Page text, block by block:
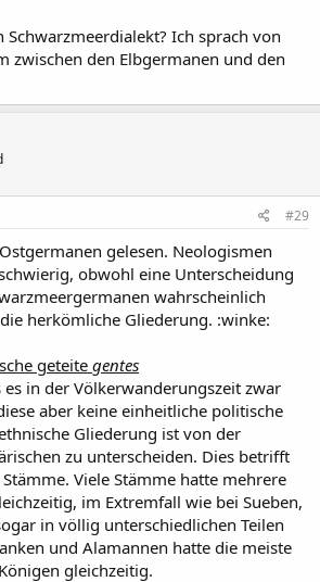
Schwarzmeerdialekt? Ich sprach von
zwischen den Elbgermanen und den
#29
gelesen. Neologismen
obwohl eine Unterscheidung
wahrscheinlich
herkömliche Gliederung. :winke:
geteite gentes
es in der Völkerwanderungszeit zwar
aber keine einheitliche politische
Gliederung ist von der
zu unterscheiden. Dies betrifft
Viele Stämme hatte mehrere
im Extremfall wie bei Sueben,
in völlig unterschiedlichen Teilen
und Alamannen hatte die meiste
gleichzeitig.